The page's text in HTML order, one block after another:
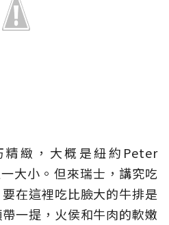
緻，大概是紐約Peter
大小。但來瑞士，講究吃
在這裡吃比臉大的牛排是
一提，火侯和牛肉的軟嫩